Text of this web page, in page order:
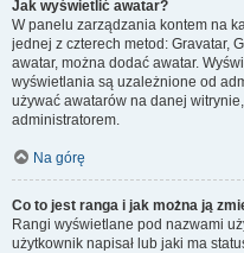
Jak wyświetlić awatar?
W panelu zarządzania kontem na
jednej z czterech metod: Gravatar,
awatar, można dodać awatar.
wyświetlania są uzależnione od
używać awatarów na danej
administratorem.
Na górę
Co to jest ranga i jak można ją
Rangi wyświetlane pod nazwami
użytkownik napisał lub jaki ma